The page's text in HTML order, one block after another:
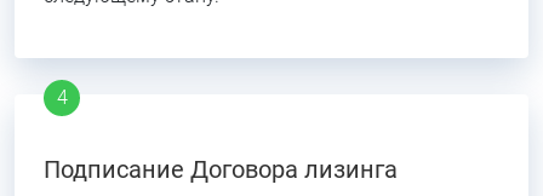
Подписание Договора лизинга